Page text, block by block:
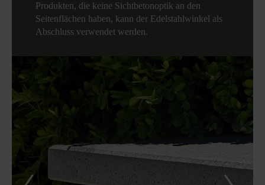
Produkten, die keine Sichtbetonoptik an den
Seitenflächen haben, kann der Edelstahlwinkel als
Abschluss verwendet werden.